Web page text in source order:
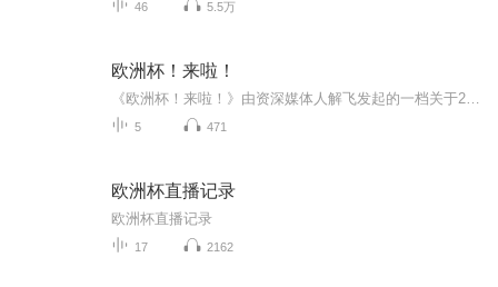
46 5.5万
欧洲杯！来啦！
5 471
欧洲杯直播记录
欧洲杯直播记录
17 2162